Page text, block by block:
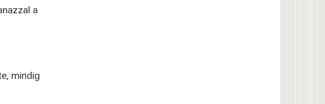
a
mindig